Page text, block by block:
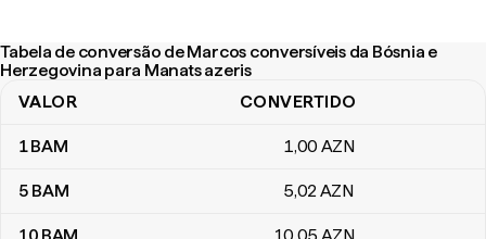
Tabela de conversão de Marcos conversíveis da Bósnia e
Herzegovina para Manats azeris
Tabela de conversão de Marcos conversíveis da Bósnia e
VALOR CONVERTIDO
1BAM 1,00 AZN
5 BAM 5,02AZN